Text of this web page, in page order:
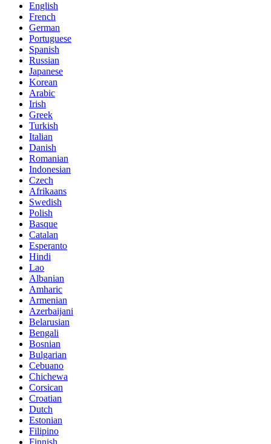
English
French
German
Portuguese
Spanish
Russian
Japanese
Korean
Arabic
Irish
Greek
Turkish
Italian
Danish
Romanian
Indonesian
Czech
Afrikaans
Swedish
Polish
Basque
Catalan
Esperanto
Hindi
Lao
Albanian
Amharic
Armenian
Azerbaijani
Belarusian
Bengali
Bosnian
Bulgarian
Cebuano
Chichewa
Corsican
Croatian
Dutch
Estonian
Filipino